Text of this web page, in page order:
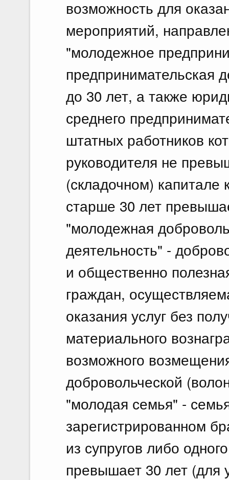
возможность для
мероприятий,
"молодежное
предпринимательская
до 30 лет, а также
среднего
штатных работников
руководителя не
(складочном) капитале
старше 30 лет
"молодежная
деятельность" -
и общественно
граждан,
оказания услуг без
материального
возможного
добровольческой
"молодая семья" -
зарегистрированном
из супругов либо
превышает 30 лет (для